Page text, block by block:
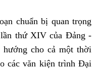
chuẩn bị quan trọng
thứ XIV của Đảng -
cho cả một thời
các văn kiện trình Đại